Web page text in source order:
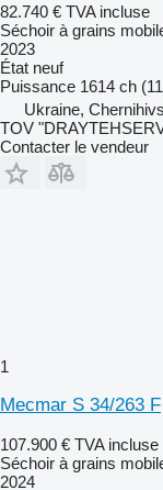
82.740 € TVA incluse
Séchoir à grains
2023
État neuf
Puissance 1614 ch
Ukraine,
TOV
Contacter le vendeur
1
Mecmar S 34/263 F
107.900 € TVA incluse
Séchoir à grains
2024